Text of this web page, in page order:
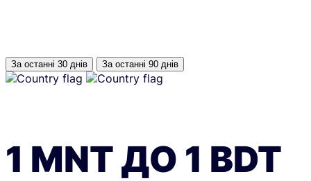
За останні 30 днів За останні 90 днів
1 MNTДО 1 BDT